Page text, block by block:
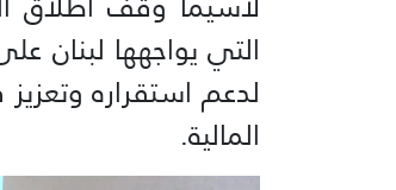
التي يواجهها لبنان
لدعم استقراره
المالية.